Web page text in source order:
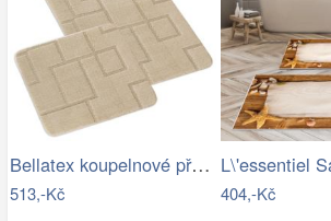
Bellatex koupelnové předložky SADA BANY…
513,-Kč 404,-Kč